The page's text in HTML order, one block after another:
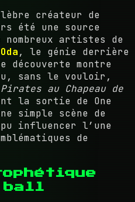
créateur de
été une source
artistes de
, le génie derrière
découverte montre
sans le vouloir,
Pirates au Chapeau de
la sortie de One
simple scène de
influencer l’une
de
ball